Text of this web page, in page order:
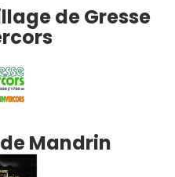
de Gresse
Mandrin